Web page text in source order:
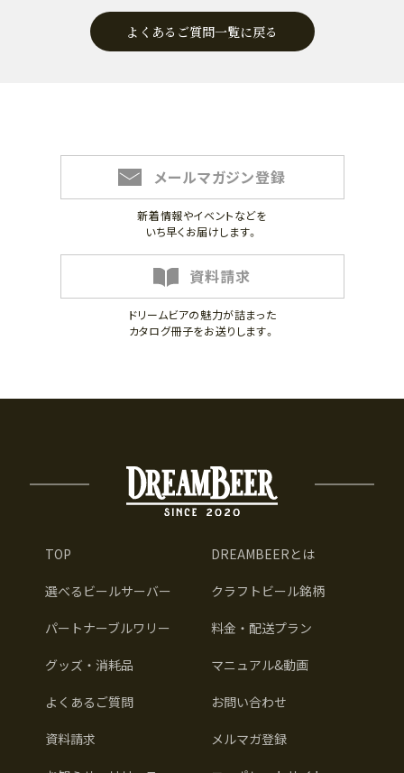
よくあるご質問一覧に戻る
メールマガジン登録
新着情報やイベントなどを
いち早くお届けします。
資料請求
ドリームビアの魅力が詰まった
カタログ冊子をお送りします。
TOP DREAMBEERとは
選べるビールサーバー クラフトビール銘柄
パートナーブルワリー 料金・配送プラン
グッズ・消耗品 マニュアル&動画
よくあるご質問 お問い合わせ
資料請求 メルマガ登録